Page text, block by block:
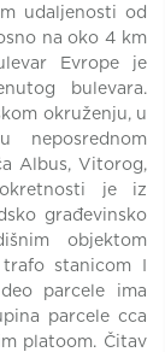
udaljenosti od
na oko 4 km
Evrope je
bulevara.
okruženju, u
neposrednom
Albus, Vitorog,
je iz
građevinsko
objektom
trafo stanicom I
parcele ima
parcele cca
platoom. Čitav